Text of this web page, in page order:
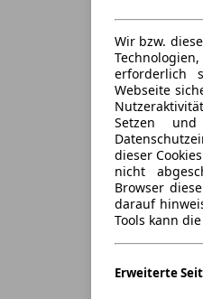
Wir bzw.
erforderlich
Webseite
Setzen
dieser
nicht
Browser
darauf
Tools kann
Erweiterte